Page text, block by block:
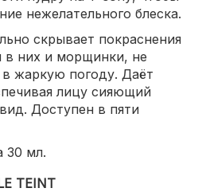
нежелательного блеска.
скрывает покраснения
в них и морщинки, не
жаркую погоду. Даёт
лицу сияющий
Доступен в пяти
30 мл.
TEINT